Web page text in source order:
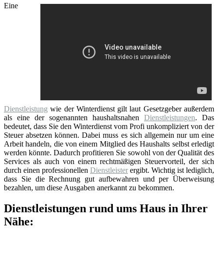
Eine
Dienstleistung wie der Winterdienst gilt laut Gesetzgeber außerdem
als eine der sogenannten haushaltsnahen Dienstleistungen. Das
bedeutet, dass Sie den Winterdienst vom Profi unkompliziert von der
Steuer absetzen können. Dabei muss es sich allgemein nur um eine
Arbeit handeln, die von einem Mitglied des Haushalts selbst erledigt
werden könnte. Dadurch profitieren Sie sowohl von der Qualität des
Services als auch von einem rechtmäßigen Steuervorteil, der sich
durch einen professionellen Dienstleister ergibt. Wichtig ist lediglich,
dass Sie die Rechnung gut aufbewahren und per Überweisung
bezahlen, um diese Ausgaben anerkannt zu bekommen.
Dienstleistungen rund ums Haus in Ihrer
Nähe: